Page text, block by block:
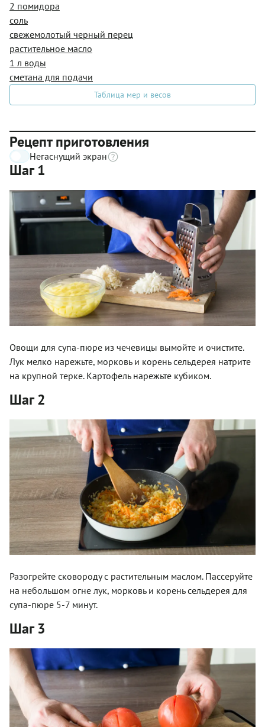
2 помидора
соль
свежемолотый черный перец
растительное масло
1 л воды
сметана для подачи
Таблица мер и весов
Рецепт приготовления
Негаснущий экран
Шаг 1
Овощи для супа-пюре из чечевицы вымойте и очистите.
Лук мелко нарежьте, морковь и корень сельдерея натрите
на крупной терке. Картофель нарежьте кубиком.
Шаг 2
Разогрейте сковороду с растительным маслом. Пассеруйте
на небольшом огне лук, морковь и корень сельдерея для
супа-пюре 5-7 минут.
Шаг 3